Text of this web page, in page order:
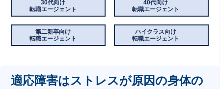
30代向け
転職エージェント
40代向け
転職エージェント
第二新卒向け
転職エージェント
ハイクラス向け
転職エージェント
適応障害はストレスが原因の身体の